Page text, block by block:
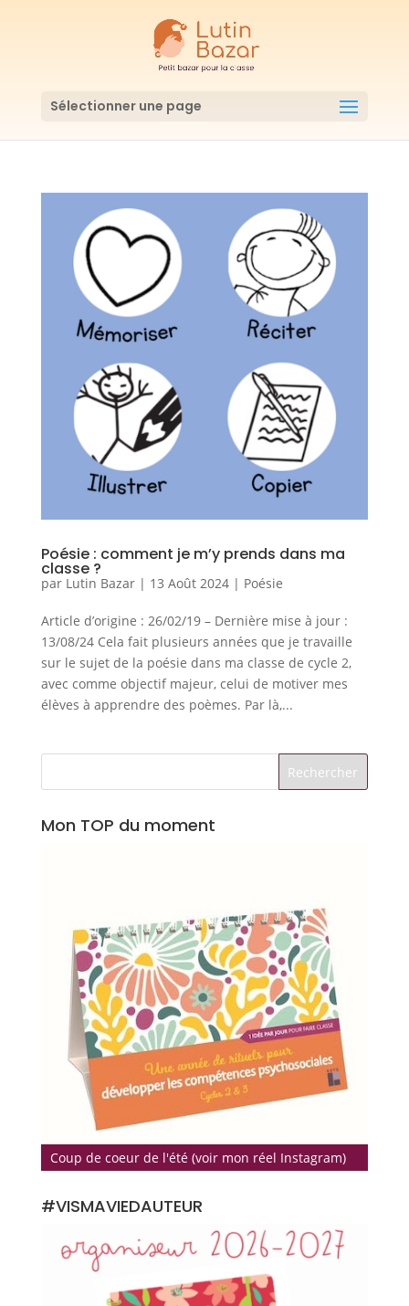
Sélectionner une page
Poésie : comment je m’y prends dans ma
classe ?
par Lutin Bazar| 13 Août 2024| Poésie
Article d’origine : 26/02/19 – Dernière mise à jour :
13/08/24 Cela fait plusieurs années que je travaille
sur le sujet de la poésie dans ma classe de cycle 2,
avec comme objectif majeur, celui de motiver mes
élèves à apprendre des poèmes. Par là,...
Mon TOP du moment
Coup de coeur de l'été (voir mon réel Instagram)
#VISMAVIEDAUTEUR